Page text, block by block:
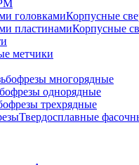
Корпусные
Корпусные
метчики
многорядные
однорядные
трехрядные
Твердосплавные